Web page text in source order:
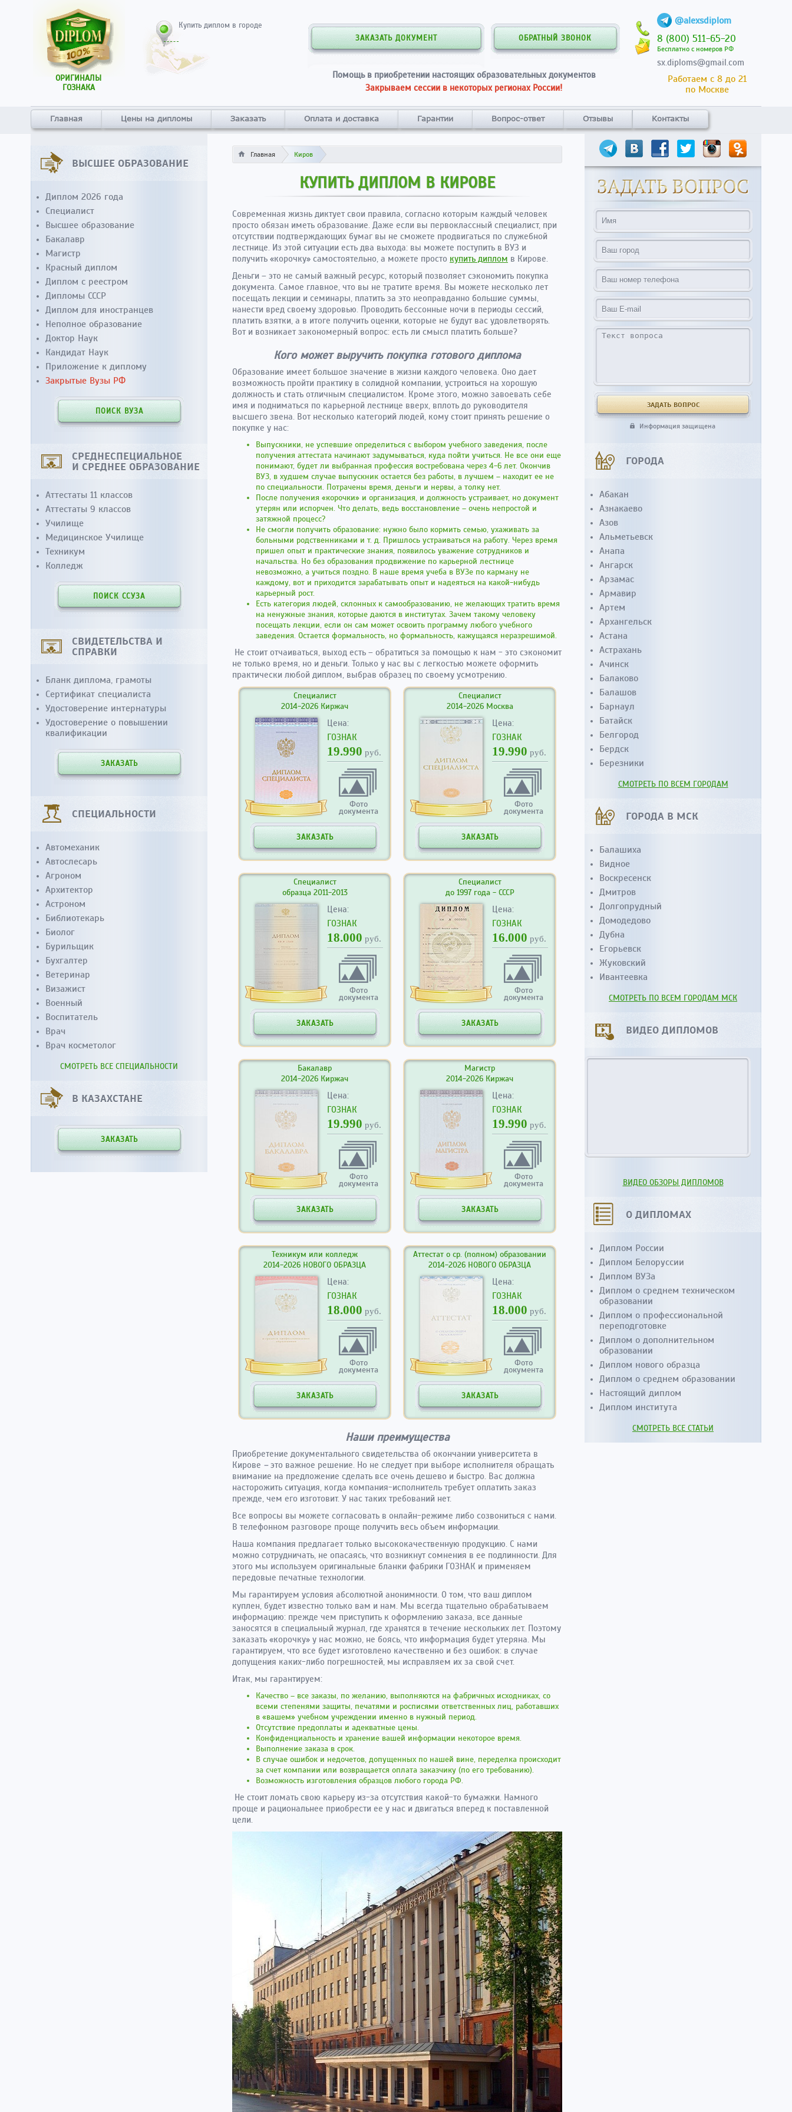
ОРИГИНАЛЫ
ГОЗНАКА
Купить диплом в городе @alexsdiplom
8 (800) 511-65-20
Бесплатно с номеров РФ
sx.diploms@gmail.com
Работаем с 8 до 21
по Москве
ЗАКАЗАТЬ ДОКУМЕНТ ОБРАТНЫЙ ЗВОНОК
Помощь в приобретении настоящих образовательных документов
Закрываем сессии в некоторых регионах России!
Главная Цены на дипломы Заказать Оплата и доставка Гарантии Вопрос-ответ Отзывы Контакты
Главная Киров
КУПИТЬ ДИПЛОМ В КИРОВЕ
Современная жизнь диктует свои правила, согласно которым каждый человек
просто обязан иметь образование. Даже если вы первоклассный специалист, при
отсутствии подтверждающих бумаг вы не сможете продвигаться по служебной
лестнице. Из этой ситуации есть два выхода: вы можете поступить в ВУЗ и
получить «корочку» самостоятельно, а можете просто купить диплом в Кирове.
Деньги – это не самый важный ресурс, который позволяет сэкономить покупка
документа. Самое главное, что вы не тратите время. Вы можете несколько лет
посещать лекции и семинары, платить за это неоправданно большие суммы,
нанести вред своему здоровью. Проводить бессонные ночи в периоды сессий,
платить взятки, а в итоге получить оценки, которые не будут вас удовлетворять.
Вот и возникает закономерный вопрос: есть ли смысл платить больше?
Кого может выручить покупка готового диплома
Образование имеет большое значение в жизни каждого человека. Оно дает
возможность пройти практику в солидной компании, устроиться на хорошую
должность и стать отличным специалистом. Кроме этого, можно завоевать себе
имя и подниматься по карьерной лестнице вверх, вплоть до руководителя
высшего звена. Вот несколько категорий людей, кому стоит принять решение о
покупке у нас:
Выпускники, не успевшие определиться с выбором учебного заведения, после
получения аттестата начинают задумываться, куда пойти учиться. Не все они еще
понимают, будет ли выбранная профессия востребована через 4-6 лет. Окончив
ВУЗ, в худшем случае выпускник остается без работы, в лучшем – находит ее не
по специальности. Потрачены время, деньги и нервы, а толку нет.
После получения «корочки» и организация, и должность устраивает, но документ
утерян или испорчен. Что делать, ведь восстановление – очень непростой и
затяжной процесс?
Не смогли получить образование: нужно было кормить семью, ухаживать за
больными родственниками и т. д. Пришлось устраиваться на работу. Через время
пришел опыт и практические знания, появилось уважение сотрудников и
начальства. Но без образования продвижение по карьерной лестнице
невозможно, а учиться поздно. В наше время учеба в ВУЗе по карману не
каждому, вот и приходится зарабатывать опыт и надеяться на какой-нибудь
карьерный рост.
Есть категория людей, склонных к самообразованию, не желающих тратить время
на ненужные знания, которые даются в институтах. Зачем такому человеку
посещать лекции, если он сам может освоить программу любого учебного
заведения. Остается формальность, но формальность, кажущаяся неразрешимой.
Не стоит отчаиваться, выход есть – обратиться за помощью к нам - это сэкономит
не только время, но и деньги. Только у нас вы с легкостью можете оформить
практически любой диплом, выбрав образец по своему усмотрению.
Специалист
2014-2026 Киржач
Цена:
ГОЗНАК
19.990 руб.
Фото
документа
ЗАКАЗАТЬ
Специалист
2014-2026 Москва
Цена:
ГОЗНАК
19.990 руб.
Фото
документа
ЗАКАЗАТЬ
Специалист
образца 2011-2013
Цена:
ГОЗНАК
18.000 руб.
Фото
документа
ЗАКАЗАТЬ
Специалист
до 1997 года - СССР
Цена:
ГОЗНАК
16.000 руб.
Фото
документа
ЗАКАЗАТЬ
Бакалавр
2014-2026 Киржач
Цена:
ГОЗНАК
19.990 руб.
Фото
документа
ЗАКАЗАТЬ
Магистр
2014-2026 Киржач
Цена:
ГОЗНАК
19.990 руб.
Фото
документа
ЗАКАЗАТЬ
Техникум или колледж
2014-2026 НОВОГО ОБРАЗЦА
Цена:
ГОЗНАК
18.000 руб.
Фото
документа
ЗАКАЗАТЬ
Аттестат о ср. (полном) образовании
2014-2026 НОВОГО ОБРАЗЦА
Цена:
ГОЗНАК
18.000 руб.
Фото
документа
ЗАКАЗАТЬ
Наши преимущества
Приобретение документального свидетельства об окончании университета в
Кирове –это важное решение. Но не следует при выборе исполнителя обращать
внимание на предложение сделать все очень дешево и быстро. Вас должна
насторожить ситуация, когда компания-исполнитель требует оплатить заказ
прежде, чем его изготовит. У нас таких требований нет.
Все вопросы вы можете согласовать в онлайн-режиме либо созвониться с нами.
В телефонном разговоре проще получить весь объем информации.
Наша компания предлагает только высококачественную продукцию. С нами
можно сотрудничать, не опасаясь, что возникнут сомнения в ее подлинности. Для
этого мы используем оригинальные бланки фабрики ГОЗНАК и применяем
передовые печатные технологии.
Мы гарантируем условия абсолютной анонимности. О том, что ваш диплом
куплен, будет известно только вам и нам. Мы всегда тщательно обрабатываем
информацию: прежде чем приступить к оформлению заказа, все данные
заносятся в специальный журнал, где хранятся в течение нескольких лет. Поэтому
заказать «корочку» у нас можно, не боясь, что информация будет утеряна. Мы
гарантируем, что все будет изготовлено качественно и без ошибок: в случае
допущения каких-либо погрешностей, мы исправляем их за свой счет.
Итак, мы гарантируем:
Качество – все заказы, по желанию, выполняются на фабричных исходниках, со
всеми степенями защиты, печатями и росписями ответственных лиц, работавших
в «вашем» учебном учреждении именно в нужный период.
Отсутствие предоплаты и адекватные цены.
Конфиденциальность и хранение вашей информации некоторое время.
Выполнение заказа в срок.
В случае ошибок и недочетов, допущенных по нашей вине, переделка происходит
за счет компании или возвращается оплата заказчику (по его требованию).
Возможность изготовления образцов любого города РФ.
Не стоит ломать свою карьеру из-за отсутствия какой-то бумажки. Намного
проще и рациональнее приобрести ее у нас и двигаться вперед к поставленной
цели.
ВЫСШЕЕ ОБРАЗОВАНИЕ
Диплом 2026 года
Специалист
Высшее образование
Бакалавр
Магистр
Красный диплом
Диплом с реестром
Дипломы СССР
Диплом для иностранцев
Неполное образование
Доктор Наук
Кандидат Наук
Приложение к диплому
Закрытые Вузы РФ
ПОИСК ВУЗА
СРЕДНЕСПЕЦИАЛЬНОЕ
И СРЕДНЕЕ ОБРАЗОВАНИЕ
Аттестаты 11 классов
Аттестаты 9 классов
Училище
Медицинское Училище
Техникум
Колледж
ПОИСК ССУЗА
СВИДЕТЕЛЬСТВА И
СПРАВКИ
Бланк диплома, грамоты
Сертификат специалиста
Удостоверение интернатуры
Удостоверение о повышении
квалификации
ЗАКАЗАТЬ
СПЕЦИАЛЬНОСТИ
Автомеханик
Автослесарь
Агроном
Архитектор
Астроном
Библиотекарь
Биолог
Бурильщик
Бухгалтер
Ветеринар
Визажист
Военный
Воспитатель
Врач
Врач косметолог
СМОТРЕТЬ ВСЕ СПЕЦИАЛЬНОСТИ
В КАЗАХСТАНЕ
ЗАКАЗАТЬ
Информация защищена
ГОРОДА
Абакан
Азнакаево
Азов
Альметьевск
Анапа
Ангарск
Арзамас
Армавир
Артем
Архангельск
Астана
Астрахань
Ачинск
Балаково
Балашов
Барнаул
Батайск
Белгород
Бердск
Березники
СМОТРЕТЬ ПО ВСЕМ ГОРОДАМ
ГОРОДА В МСК
Балашиха
Видное
Воскресенск
Дмитров
Долгопрудный
Домодедово
Дубна
Егорьевск
Жуковский
Ивантеевка
СМОТРЕТЬ ПО ВСЕМ ГОРОДАМ МСК
ВИДЕО ДИПЛОМОВ
ВИДЕО ОБЗОРЫ ДИПЛОМОВ
О ДИПЛОМАХ
Диплом России
Диплом Белоруссии
Диплом ВУЗа
Диплом о среднем техническом
образовании
Диплом о профессиональной
переподготовке
Диплом о дополнительном
образовании
Диплом нового образца
Диплом о среднем образовании
Настоящий диплом
Диплом института
СМОТРЕТЬ ВСЕ СТАТЬИ